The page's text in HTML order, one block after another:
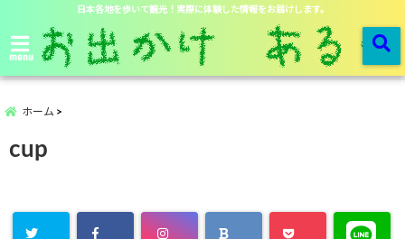
日本各地を歩いて観光！実際に体験した情報をお届けします。
menu
ホーム
cup